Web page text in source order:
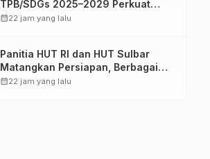
TPB/SDGs 2025–2029 Perkuat
Arah Pembangunan Berkelanjutan
calendar_month22 jam yang lalu
Panitia HUT RI dan HUT Sulbar
Matangkan Persiapan, Berbagai
Lomba Akan Dilaksanakan Pemprov
calendar_month22 jam yang lalu